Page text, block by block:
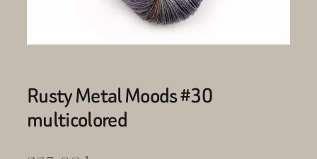
Rusty Metal Moods #30
multicolored